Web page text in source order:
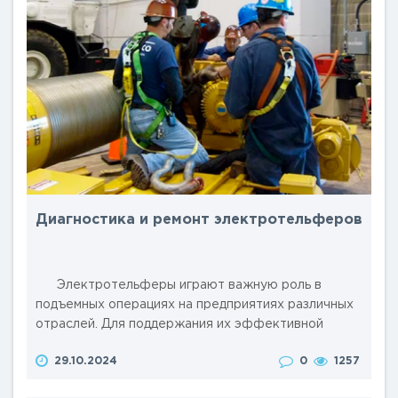
Диагностика и ремонт электротельферов
Электротельферы играют важную роль в
подъемных операциях на предприятиях различных
отраслей. Для поддержания их эффективной
регулярная диагностика и своевременный ремонт.
29.10.2024 0 1257